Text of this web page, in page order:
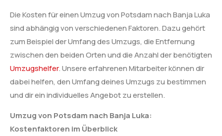
Die Kosten für einen Umzug von Potsdam nach Banja Luka
sind abhängig von verschiedenen Faktoren. Dazu gehört
zum Beispiel der Umfang des Umzugs, die Entfernung
zwischen den beiden Orten und die Anzahl der benötigten
Umzugshelfer. Unsere erfahrenen Mitarbeiter können dir
dabei helfen, den Umfang deines Umzugs zu bestimmen
und dir ein individuelles Angebot zu erstellen.
Umzug von Potsdam nach Banja Luka:
Kostenfaktoren im Überblick